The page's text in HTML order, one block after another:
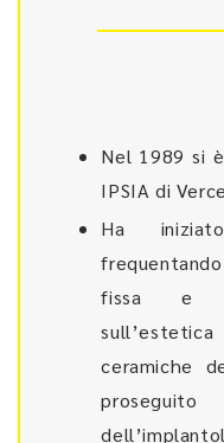
Nel 1989 si
IPSIA di
Ha
fissa e
ceramiche